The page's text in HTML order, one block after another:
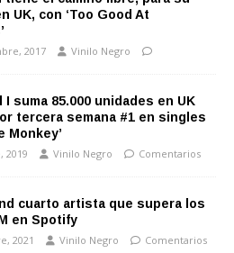
UK, con ‘Too Good At
2017
Vinilo Negro
I suma 85.000 unidades en UK
tercera semana #1 en singles
Monkey’
2019 Vinilo Negro
Comentarios
cuarto artista que supera los
en Spotify
2021 Vinilo Negro
Comentarios